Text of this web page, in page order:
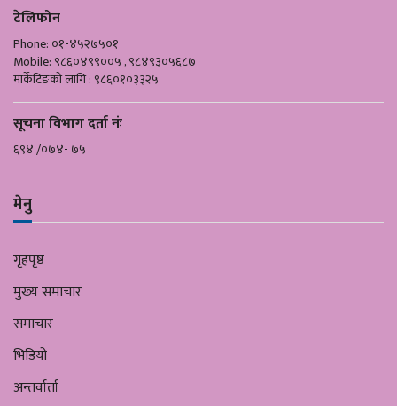
टेलिफोन
Phone: ०१-४५२७५०१
Mobile: ९८६०४९९००५ , ९८४९३०५६८७
मार्केटिङको लागि : ९८६०१०३३२५
सूचना विभाग दर्ता नंः
६९४ /०७४- ७५
मेनु
गृहपृष्ठ
मुख्य समाचार
समाचार
भिडियो
अन्तर्वार्ता